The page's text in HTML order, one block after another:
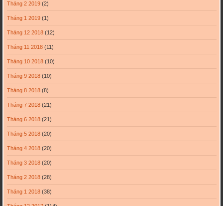
Tháng 2 2019(2)
Tháng 1 2019(1)
Tháng 12 2018(12)
Tháng 11 2018(11)
Tháng 10 2018(10)
Tháng 9 2018(10)
Tháng 8 2018(8)
Tháng 7 2018(21)
Tháng 6 2018(21)
Tháng 5 2018(20)
Tháng 4 2018(20)
Tháng 3 2018(20)
Tháng 2 2018(28)
Tháng 1 2018(38)